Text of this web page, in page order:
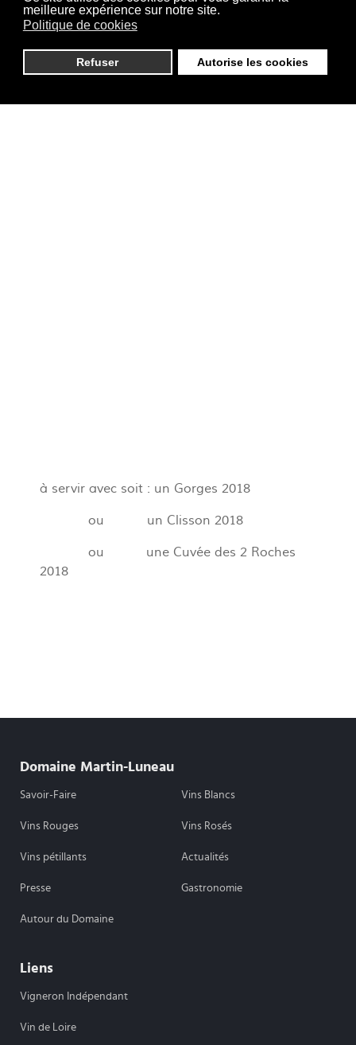
meilleure expérience sur notre site.
Politique de cookies
Refuser Autorise les cookies
à servir avec soit : un Gorges 2018
ou un Clisson 2018
ou une Cuvée des 2 Roches
2018
Domaine Martin-Luneau
Savoir-Faire Vins Blancs
Vins Rouges Vins Rosés
Vins pétillants Actualités
Presse Gastronomie
Autour du Domaine
Liens
Vigneron Indépendant
Vin de Loire